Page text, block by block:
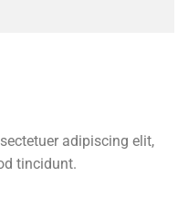
adipiscing elit,
tincidunt.